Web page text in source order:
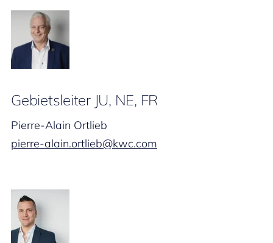
Gebietsleiter JU, NE, FR
Pierre-Alain Ortlieb
pierre-alain.ortlieb@kwc.com